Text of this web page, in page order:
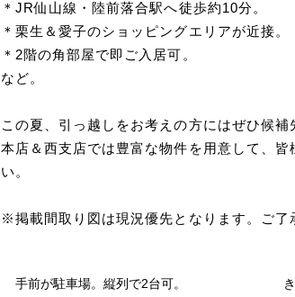
＊JR仙山線・陸前落合駅へ徒歩約10分。
＊栗生＆愛子のショッピングエリアが近接。
＊2階の角部屋で即ご入居可。
など。
この夏、引っ越しをお考えの方にはぜひ候
本店＆西支店では豊富な物件を用意して、
い。
※掲載間取り図は現況優先となります。ご了
手前が駐車場。縦列で2台可。